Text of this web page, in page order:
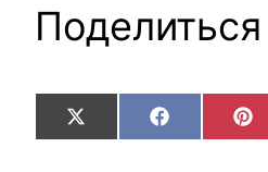
Share
on
X
(Twitter)
Share
on
Facebook